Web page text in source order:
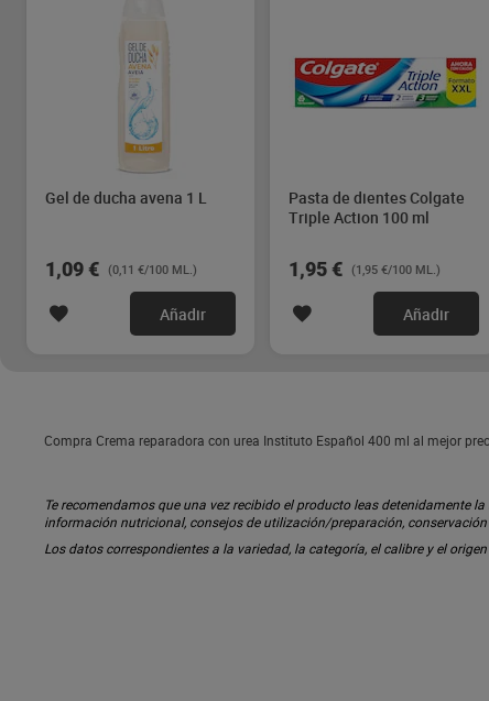
Gel de ducha avena 1 L
1,09 € (0,11 €/100 ML.)
Añadir
Pasta de dientes Colgate
Triple Action 100 ml
1,95 € (1,95 €/100 ML.)
Añadir
Compra Crema reparadora con urea Instituto Español 400 ml al mejor
Te recomendamos que una vez recibido el producto leas detenidamente
información nutricional, consejos de utilización/preparación,
Los datos correspondientes a la variedad, la categoría, el calibre y el